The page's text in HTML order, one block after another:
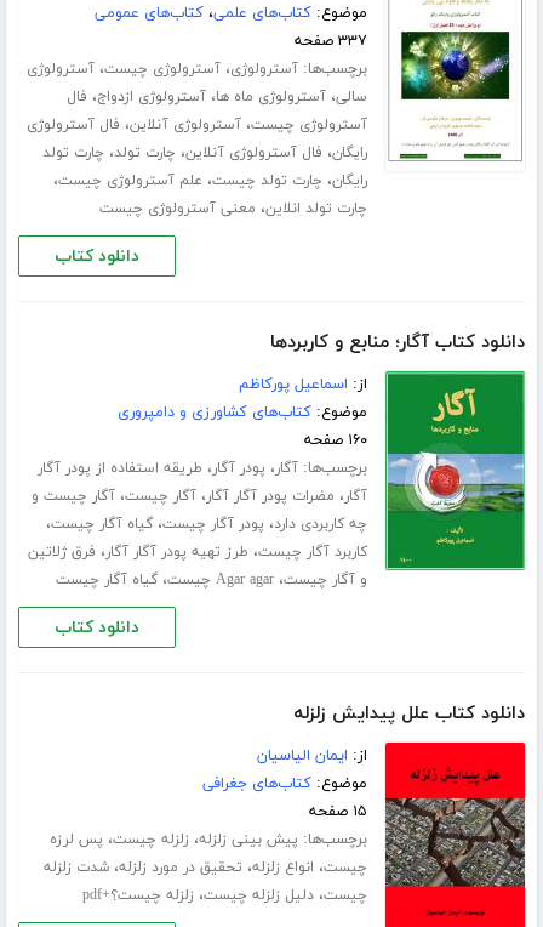
موضوع:کتاب‌های علمی،کتاب‌های عمومی
۳۳۷ صفحه
برچسب‌ها:آسترولوژی،آسترولوژی چیست،آسترولوژی
سالی،آسترولوژی ماه ها،آسترولوژی ازدواج، فال
آسترولوژی چیست،آسترولوژی آنلاین، فال آسترولوژی
رایگان، فال آسترولوژی آنلاین، چارت تولد، چارت تولد
رایگان، چارت تولد چیست، علم آسترولوژی چیست،
چارت تولد انلاین، معنی آسترولوژی چیست
دانلود کتاب
دانلود کتاب آگار؛ منابع و کاربردها
از: اسماعیل پورکاظم
موضوع:کتاب‌های کشاورزی و دامپروری
۱۶۰ صفحه
برچسب‌ها:آگار، پودر آگار، طریقه استفاده از پودر آگار
آگار، مضرات پودر آگار آگار،آگار چیست،آگار چیست و
چه کاربردی دارد، پودر آگار چیست،گیاه آگار چیست،
کاربرد آگار چیست، طرز تهیه پودر آگار آگار، فرق ژلاتین
و آگار چیست،Agar agar چیست ،گیاه آگار چیست
دانلود کتاب
دانلود کتاب علل پیدایش زلزله
از: ایمان الیاسیان
موضوع:کتاب‌های جغرافی
۱۵ صفحه
برچسب‌ها: پیش بینی زلزله، زلزله چیست، پس لرزه
چیست، انواع زلزله، تحقیق در مورد زلزله،شدت زلزله
چیست،دلیل زلزله چیست، زلزله چیست؟+pdf